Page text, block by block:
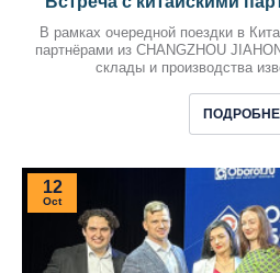
В рамках очередной поездки в
партнёрами из CHANGZHOU
склады и производства
12
Oct